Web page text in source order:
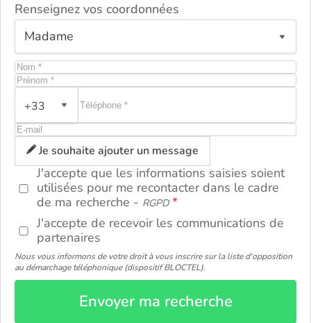
Renseignez vos coordonnées
+33
Je souhaite ajouter un message
J'accepte que les informations saisies soient
utilisées pour me recontacter dans le cadre
de ma recherche - RGPD
J'accepte de recevoir les communications de
partenaires
Nous vous informons de votre droit à vous inscrire sur la liste d'opposition
au démarchage téléphonique (dispositif BLOCTEL).
Envoyer ma recherche
ou